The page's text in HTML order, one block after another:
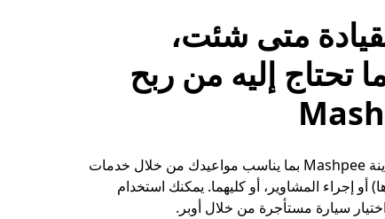
متى شئت،
تحتاج إليه من ربح
حقِّق الأرباح في مدينة Mashpee بما يناسب مواعيدك من خلال خدمات
أو إجراء المشاوير، أو كليهما. يمكنك استخدام
سيارة مستأجرة من خلال أوبر.